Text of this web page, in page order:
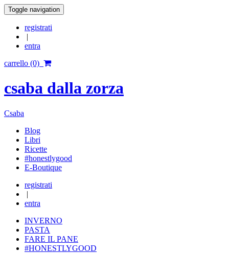
Toggle navigation
registrati
|
entra
carrello (0)
csaba dalla zorza
Csaba
Blog
Libri
Ricette
#honestlygood
E-Boutique
registrati
|
entra
INVERNO
PASTA
FARE IL PANE
#HONESTLYGOOD